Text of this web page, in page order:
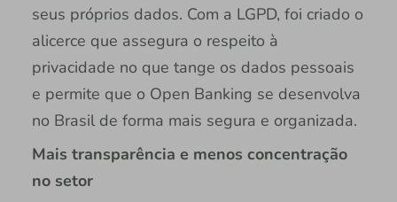
seus próprios dados. Com a LGPD, foi criado o
alicerce que assegura o respeito à
privacidade no que tange os dados pessoais
e permite que o Open Banking se desenvolva
no Brasil de forma mais segura e organizada.
Mais transparência e menos concentração
no setor